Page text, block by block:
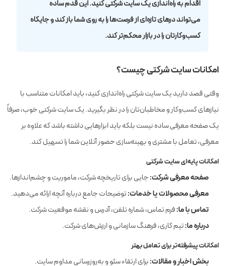
اقدام به راه‌اندازی یک سایت شرکتی کنید. این قدم ساده
می‌تواند درهای تازه‌ای از فرصت‌ها را به روی شما باز کند و جایگاه
کسب‌وکارتان را در بازار محکم‌تر کند.
امکانات سایت شرکتی چیست؟
وقتی قصد دارید یک سایت شرکتی راه‌اندازی کنید، باید امکانات متناسب با
نیازهای کسب‌وکار و مخاطبان‌تان را در نظر بگیرید. یک سایت شرکتی خوب، صرفاً
یک صفحه معرفی ساده نیست بلکه باید ابزارهایی داشته باشد که علاوه بر
معرفی، تعامل با مشتری و بهینه‌سازی حضور آنلاین شما را تسهیل کند.
امکانات پایه‌ای سایت شرکتی
صفحه معرفی شرکت:جایی برای تاریخچه شرکت، ماموریت و چشم‌اندازها.
معرفی محصولات یا خدمات:توضیحات جامع درباره آنچه ارائه می‌دهید.
تماس با ما:فرم تماس، شماره تلفن، آدرس و نقشه موقعیت شرکت.
درباره ما:تیم کاری، فرهنگ سازمانی و ارزش‌های شرکت.
امکانات پیشرفته‌تر برای تعامل بهتر
بخش اخبار و مقالات:برای ارتقاء سئو و به‌روزرسانی مداوم سایت.